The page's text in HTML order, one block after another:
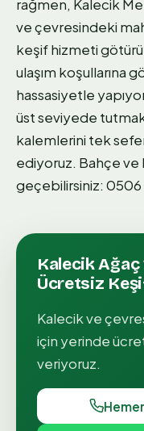
rağmen, Kalecik
ve çevresindeki
keşif hizmeti
ulaşım koşullarına
hassasiyetle
üst seviyede
kalemlerini tek
ediyoruz. Bahçe ve
geçebilirsiniz: 0506
KalecikAğaç
Ücretsiz
Kalecikve
için yerinde
veriyoruz.